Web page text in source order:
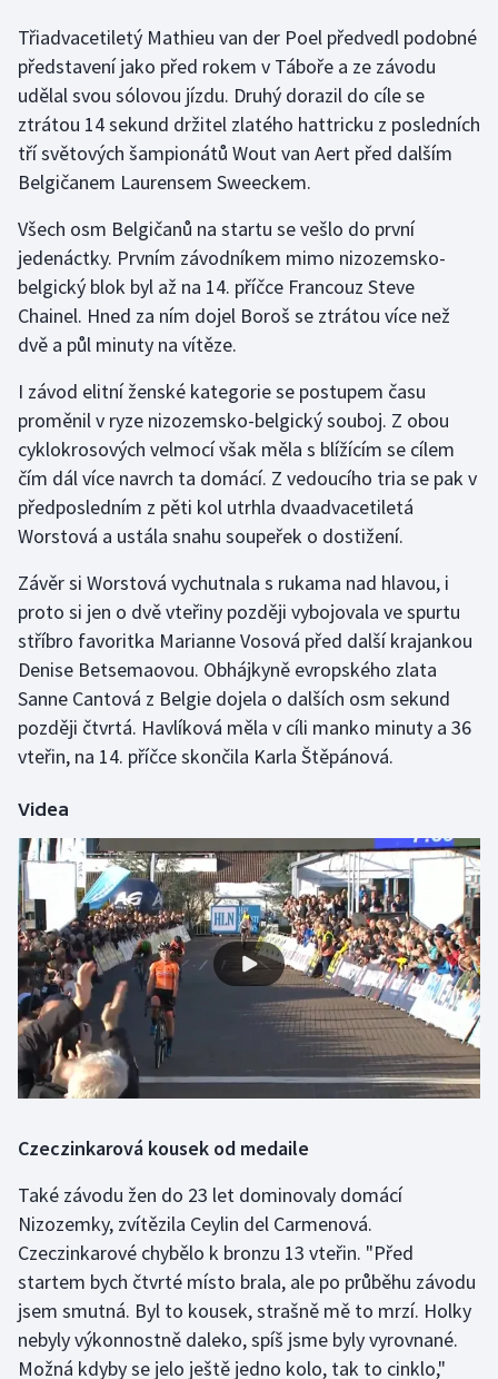
Jezdectví
Judo
Krasobruslení
Lyže a snowboard
Moderní pětiboj
Motorsport
Olympijské hry
Parasport
Plavání
Plážový volejbal
Ragby
Rychlobruslení
Rychlostní kanoistika
Sportovní střelba
Stolní tenis
Triatlon
Veslování
Vodní slalom
Třiadvacetiletý Mathieu van der Poel předvedl podobné
představení jako před rokem v Táboře a ze závodu
udělal svou sólovou jízdu. Druhý dorazil do cíle se
ztrátou 14 sekund držitel zlatého hattricku z posledních
tří světových šampionátů Wout van Aert před dalším
Belgičanem Laurensem Sweeckem.
Všech osm Belgičanů na startu se vešlo do první
jedenáctky. Prvním závodníkem mimo nizozemsko-
belgický blok byl až na 14. příčce Francouz Steve
Chainel. Hned za ním dojel Boroš se ztrátou více než
dvě a půl minuty na vítěze.
I závod elitní ženské kategorie se postupem času
proměnil v ryze nizozemsko-belgický souboj. Z obou
cyklokrosových velmocí však měla s blížícím se cílem
čím dál více navrch ta domácí. Z vedoucího tria se pak v
předposledním z pěti kol utrhla dvaadvacetiletá
Worstová a ustála snahu soupeřek o dostižení.
Závěr si Worstová vychutnala s rukama nad hlavou, i
proto si jen o dvě vteřiny později vybojovala ve spurtu
stříbro favoritka Marianne Vosová před další krajankou
Denise Betsemaovou. Obhájkyně evropského zlata
Sanne Cantová z Belgie dojela o dalších osm sekund
později čtvrtá. Havlíková měla v cíli manko minuty a 36
vteřin, na 14. příčce skončila Karla Štěpánová.
Videa
Czeczinkarová kousek od medaile
Také závodu žen do 23 let dominovaly domácí
Nizozemky, zvítězila Ceylin del Carmenová.
Czeczinkarové chybělo k bronzu 13 vteřin. "Před
startem bych čtvrté místo brala, ale po průběhu závodu
jsem smutná. Byl to kousek, strašně mě to mrzí. Holky
nebyly výkonnostně daleko, spíš jsme byly vyrovnané.
Možná kdyby se jelo ještě jedno kolo, tak to cinklo,"